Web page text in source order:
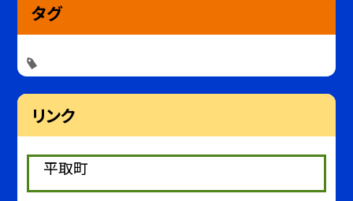
タグ
リンク
平取町